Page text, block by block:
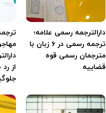
دارالترجمه رسمی علامه؛
ترجمه رسمی در ۶ زبان با
مترجمان رسمی قوه
قضاییه
از